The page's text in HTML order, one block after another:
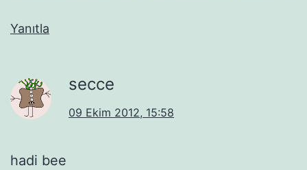
Yanıtla
secce
09 Ekim 2012, 15:58
hadi bee